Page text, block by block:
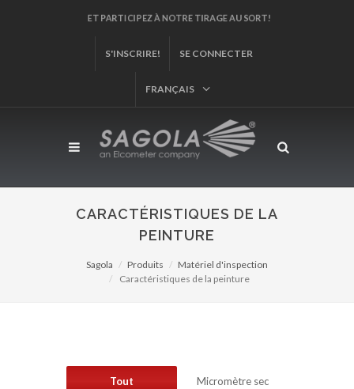
ET PARTICIPEZ À NOTRE TIRAGE AU SORT!
S'INSCRIRE! SE CONNECTER
FRANÇAIS
CARACTÉRISTIQUES DE LA
PEINTURE
Sagola Produits
Matériel d'inspection
Caractéristiques de la peinture
Tout Micromètre sec